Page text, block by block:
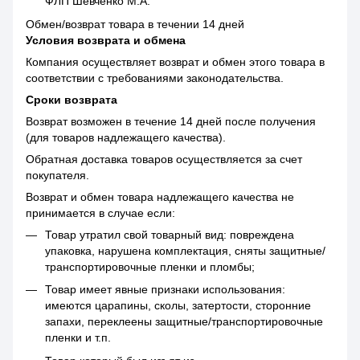
Обмен/возврат товара в течении 14 дней
Условия возврата и обмена
Компания осуществляет возврат и обмен этого товара в
соответствии с требованиями законодательства.
Сроки возврата
Возврат возможен в течение 14 дней после получения
(для товаров надлежащего качества).
Обратная доставка товаров осуществляется за счет
покупателя.
Возврат и обмен товара надлежащего качества не
принимается в случае если:
Товар утратил свой товарный вид: повреждена
упаковка, нарушена комплектация, сняты защитные/
транспортировочные пленки и пломбы;
Товар имеет явные признаки использования:
имеются царапины, сколы, затертости, сторонние
запахи, переклеены защитные/транспортировочные
пленки и т.п.